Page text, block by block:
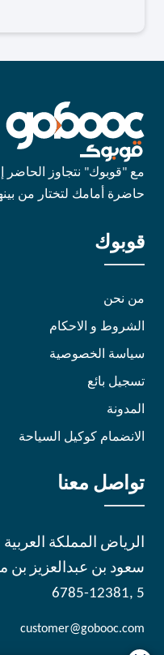
مع "قوبوك" نتجاوز الحاضر
حاضرة أمامك لتختار من
قوبوك
من نحن
الشروط و الاحكام
سياسة الخصوصية
تسجيل بائع
المدونة
الانضمام كوكيل السياحة
تواصل معنا
الرياض المملكة
5 ,12381-6785
customer@gobooc.com